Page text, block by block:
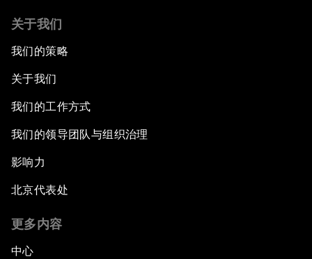
关于我们
我们的策略
关于我们
我们的工作方式
我们的领导团队与组织治理
影响力
北京代表处
更多内容
中心